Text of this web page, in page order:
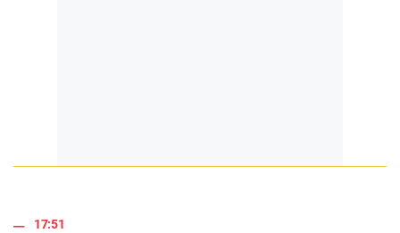
17:51